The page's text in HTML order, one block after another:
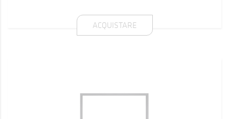
ACQUISTARE